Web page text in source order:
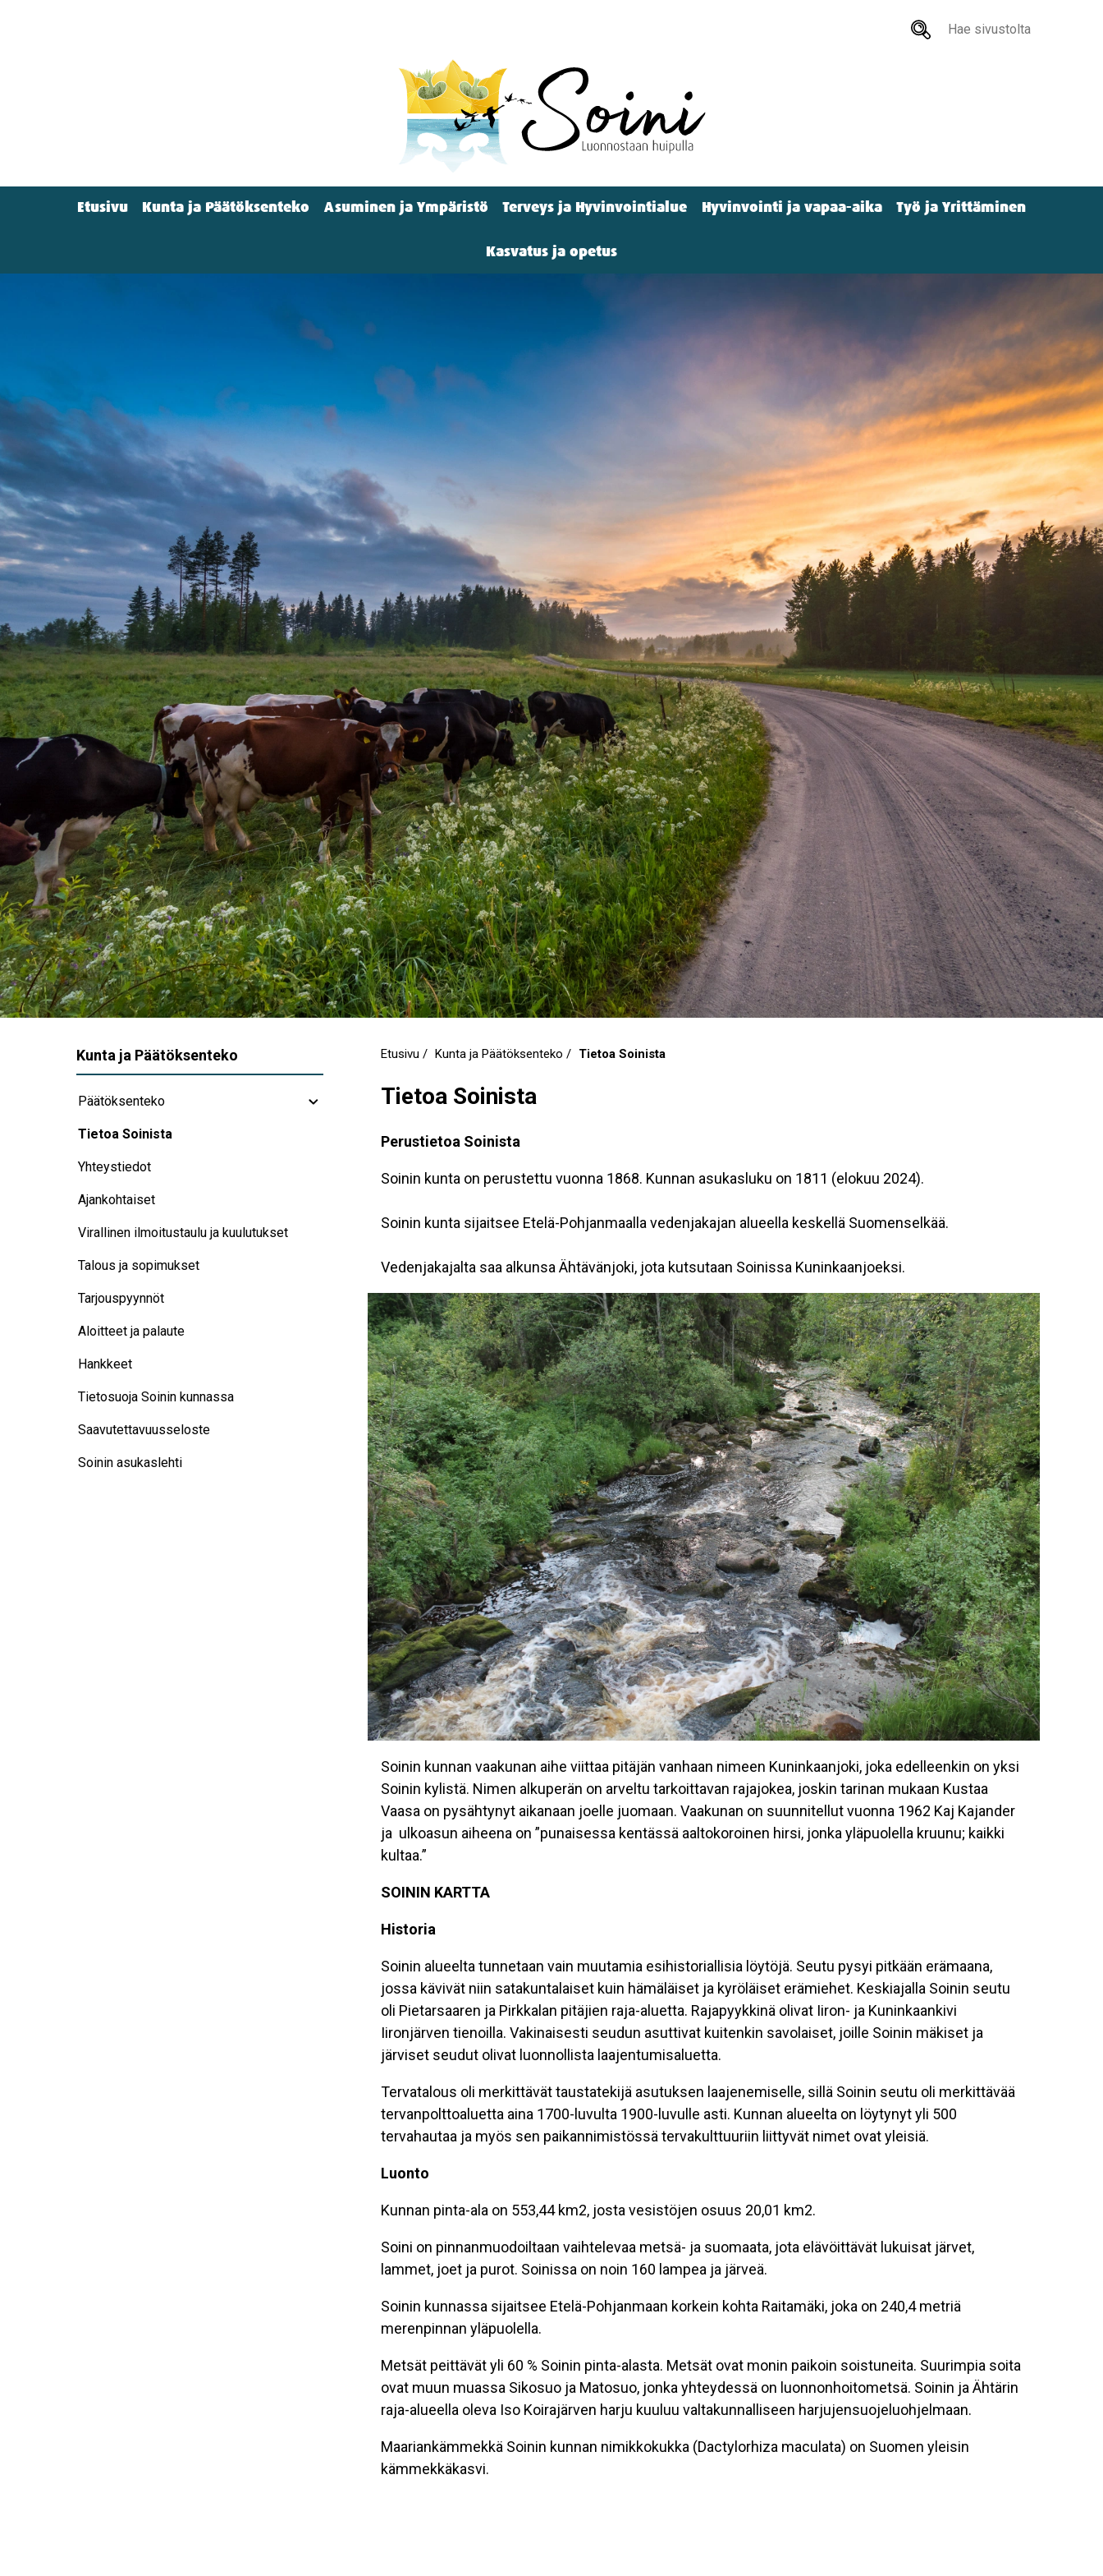
Hae
(Navigation)
Etusivu Kunta ja Päätöksenteko Asuminen ja Ympäristö Terveys ja Hyvinvointialue Hyvinvointi ja vapaa-aika Työ ja Yrittäminen
Kasvatus ja opetus
Kunta ja Päätöksenteko
Päätöksenteko
Tietoa Soinista
Yhteystiedot
Ajankohtaiset
Virallinen ilmoitustaulu ja kuulutukset
Talous ja sopimukset
Tarjouspyynnöt
Aloitteet ja palaute
Hankkeet
Tietosuoja Soinin kunnassa
Saavutettavuusseloste
Soinin asukaslehti
Etusivu Kunta ja Päätöksenteko Tietoa Soinista
Tietoa Soinista
Perustietoa Soinista
Soinin kunta on perustettu vuonna 1868. Kunnan asukasluku on 1811 (elokuu 2024).
Soinin kunta sijaitsee Etelä-Pohjanmaalla vedenjakajan alueella keskellä Suomenselkää.
Vedenjakajalta saa alkunsa Ähtävänjoki, jota kutsutaan Soinissa Kuninkaanjoeksi.
Soinin kunnan vaakunan aihe viittaa pitäjän vanhaan nimeen Kuninkaanjoki, joka edelleenkin on yksi
Soinin kylistä. Nimen alkuperän on arveltu tarkoittavan rajajokea, joskin tarinan mukaan Kustaa
Vaasa on pysähtynyt aikanaan joelle juomaan. Vaakunan on suunnitellut vuonna 1962 Kaj Kajander
ja ulkoasun aiheena on ”punaisessa kentässä aaltokoroinen hirsi, jonka yläpuolella kruunu; kaikki
kultaa.”
SOININ KARTTA
Historia
Soinin alueelta tunnetaan vain muutamia esihistoriallisia löytöjä. Seutu pysyi pitkään erämaana,
jossa kävivät niin satakuntalaiset kuin hämäläiset ja kyröläiset erämiehet. Keskiajalla Soinin seutu
oli Pietarsaaren ja Pirkkalan pitäjien raja-aluetta. Rajapyykkinä olivat Iiron- ja Kuninkaankivi
Iironjärven tienoilla. Vakinaisesti seudun asuttivat kuitenkin savolaiset, joille Soinin mäkiset ja
järviset seudut olivat luonnollista laajentumisaluetta.
Tervatalous oli merkittävät taustatekijä asutuksen laajenemiselle, sillä Soinin seutu oli merkittävää
tervanpolttoaluetta aina 1700-luvulta 1900-luvulle asti. Kunnan alueelta on löytynyt yli 500
tervahautaa ja myös sen paikannimistössä tervakulttuuriin liittyvät nimet ovat yleisiä.
Luonto
Kunnan pinta-ala on 553,44 km2, josta vesistöjen osuus 20,01 km2.
Soini on pinnanmuodoiltaan vaihtelevaa metsä- ja suomaata, jota elävöittävät lukuisat järvet,
lammet, joet ja purot. Soinissa on noin 160 lampea ja järveä.
Soinin kunnassa sijaitsee Etelä-Pohjanmaan korkein kohta Raitamäki, joka on 240,4 metriä
merenpinnan yläpuolella.
Metsät peittävät yli 60 % Soinin pinta-alasta. Metsät ovat monin paikoin soistuneita. Suurimpia soita
ovat muun muassa Sikosuo ja Matosuo, jonka yhteydessä on luonnonhoitometsä. Soinin ja Ähtärin
raja-alueella oleva Iso Koirajärven harju kuuluu valtakunnalliseen harjujensuojeluohjelmaan.
Maariankämmekkä Soinin kunnan nimikkokukka (Dactylorhiza maculata) on Suomen yleisin
kämmekkäkasvi.